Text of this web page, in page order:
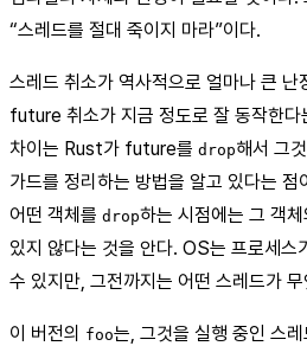
“스레드를 절대 죽이지 마라”이다.
스레드 취소가 역사적으로 얼마나 큰 난
future 취소가 지금 정도로 잘 동작한다
차이는 Rust가 future를 drop해서 그
가드를 정리하는 방법을 알고 있다는
어떤 객체를 drop하는 시점에는 그 객
있지 않다는 것을 안다. OS는 프로세스
수 있지만, 그전까지는 어떤 스레드가
이 버전의 foo는, 그것을 실행 중인 스